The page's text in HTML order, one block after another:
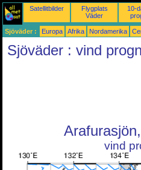
Satellitbilder
Flygplats
Väder
10-
Sjöväder : Europa Afrika Nordamerika
Sjöväder : vind
vind